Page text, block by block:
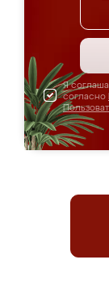
Я
согласно